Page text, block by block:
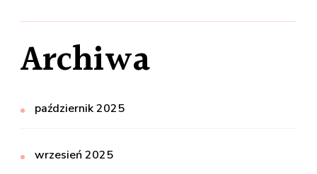
Archiwa
październik 2025
wrzesień 2025